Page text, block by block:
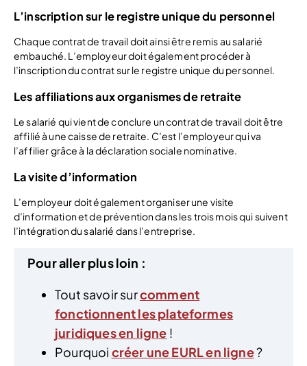
L’inscription sur le registre unique du personnel
Chaque contrat de travail doit ainsi être remis au salarié
embauché. L’employeur doit également procéder à
l’inscription du contrat sur le registre unique du personnel.
Les affiliations aux organismes de retraite
Le salarié qui vient de conclure un contrat de travail doit être
affilié à une caisse de retraite. C’est l’employeur qui va
l’affilier grâce à la déclaration sociale nominative.
La visite d’information
L’employeur doit également organiser une visite
d’information et de prévention dans les trois mois qui suivent
l’intégration du salarié dans l’entreprise.
Pour aller plus loin :
Tout savoir surcomment
fonctionnent les plateformes
juridiques en ligne !
Pourquoi créer une EURL en ligne?